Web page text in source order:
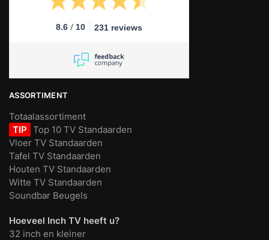
8.6 / 10 231 reviews
ASSORTIMENT
Totaalassortiment
TIP Top 10 TV Standaarden
Vloer TV Standaarden
Tafel TV Standaarden
Houten TV Standaarden
Witte TV Standaarden
Soundbar Beugels
Hoeveel Inch TV heeft u?
32 inch en kleiner